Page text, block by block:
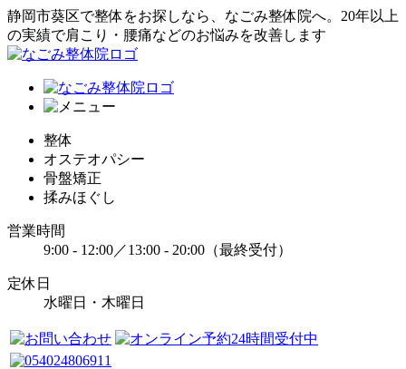
静岡市葵区で整体をお探しなら、なごみ整体院へ。20年以上
の実績で肩こり・腰痛などのお悩みを改善します
整体
オステオパシー
骨盤矯正
揉みほぐし
営業時間
9:00 - 12:00／13:00 - 20:00（最終受付）
定休日
水曜日・木曜日